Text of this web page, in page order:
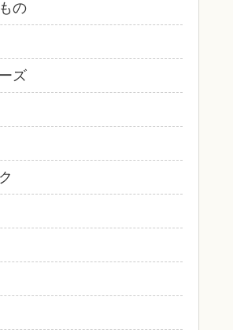
の
ズ